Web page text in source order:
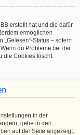
erstellt hat und die dafür
ermöglichen
Status – sofern
du Probleme bei der
die Cookies löscht.
in der
gehe in den
auf der Seite angezeigt,